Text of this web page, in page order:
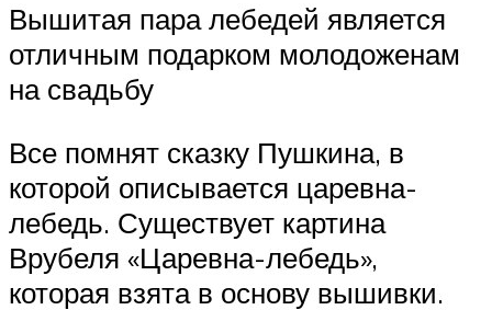
Вышитая пара лебедей является
отличным подарком молодоженам
на свадьбу
Все помнят сказку Пушкина, в
которой описывается царевна-
лебедь. Существует картина
Врубеля «Царевна-лебедь»,
которая взята в основу вышивки.